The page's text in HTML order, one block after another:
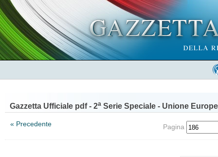
Gazzetta Ufficiale pdf - 2a Serie Speciale - Unione
« Precedente Pagina